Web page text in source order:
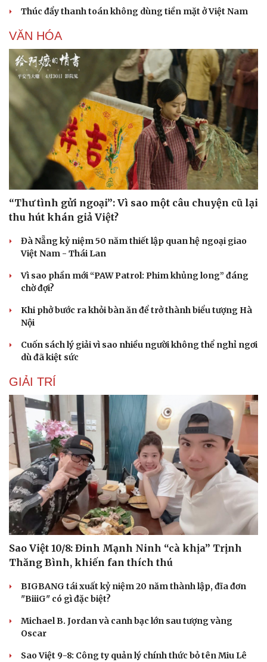
Âm nhạc
Sao Việt
Thúc đẩy thanh toán không dùng tiền mặt ở Việt Nam
VĂN HÓA
“Thư tình gửi ngoại”: Vì sao một câu chuyện cũ lại
thu hút khán giả Việt?
Đà Nẵng kỷ niệm 50 năm thiết lập quan hệ ngoại giao
Việt Nam - Thái Lan
Vì sao phần mới “PAW Patrol: Phim khủng long” đáng
chờ đợi?
Khi phở bước ra khỏi bàn ăn để trở thành biểu tượng Hà
Nội
Cuốn sách lý giải vì sao nhiều người không thể nghỉ ngơi
dù đã kiệt sức
GIẢI TRÍ
Sao Việt 10/8: Đinh Mạnh Ninh “cà khịa” Trịnh
Thăng Bình, khiến fan thích thú
BIGBANG tái xuất kỷ niệm 20 năm thành lập, đĩa đơn
"BiiiG" có gì đặc biệt?
Michael B. Jordan và canh bạc lớn sau tượng vàng
Oscar
Sao Việt 9-8: Công ty quản lý chính thức bỏ tên Miu Lê